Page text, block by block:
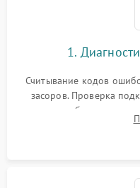
циркуляционным насосом
1.
Считывание кодов
засоров. Проверка
жалоб на
разбрызгивателей